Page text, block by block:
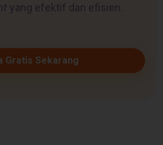
yang efektif dan efisien.
Gratis Sekarang